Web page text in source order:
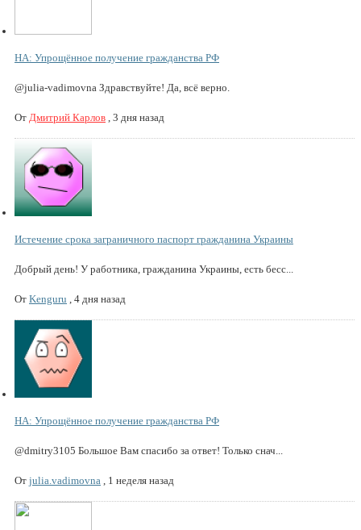
НА: Упрощённое получение гражданства РФ
@julia-vadimovna Здравствуйте! Да, всё верно.
От Дмитрий Карлов , 3 дня назад
Истечение срока заграничного паспорт гражданина Украины
Добрый день! У работника, гражданина Украины, есть бесс...
От Kenguru , 4 дня назад
НА: Упрощённое получение гражданства РФ
@dmitry3105 Большое Вам спасибо за ответ! Только снач...
От julia.vadimovna , 1 неделя назад